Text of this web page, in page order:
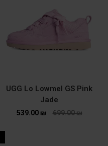
UGG Lo Lowmel GS Pink
Jade
699.00₪
539.00 ₪